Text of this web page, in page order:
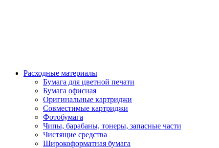
Расходные материалы
Бумага для цветной печати
Бумага офисная
Оригинальные картриджи
Совместимые картриджи
Фотобумага
Чипы, барабаны, тонеры, запасные части
Чистящие средства
Широкоформатная бумага